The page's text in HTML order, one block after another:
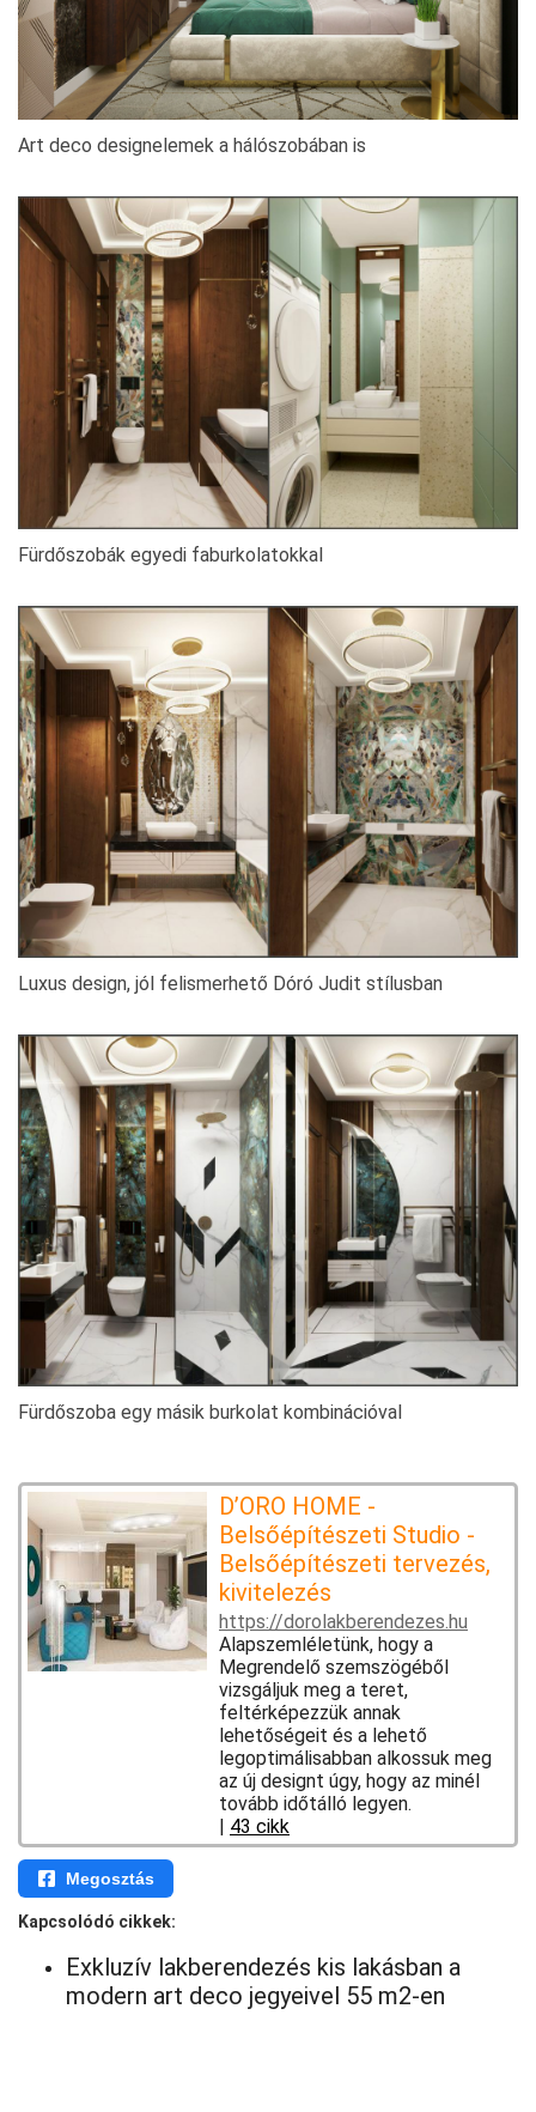
Art deco designelemek a hálószobában is
Fürdőszobák egyedi faburkolatokkal
Luxus design, jól felismerhető Dóró Judit stílusban
Fürdőszoba egy másik burkolat kombinációval
D’ORO HOME -
Belsőépítészeti Studio -
Belsőépítészeti tervezés,
kivitelezés
https://dorolakberendezes.hu
Alapszemléletünk, hogy a
Megrendelő szemszögéből
vizsgáljuk meg a teret,
feltérképezzük annak
lehetőségeit és a lehető
legoptimálisabban alkossuk meg
az új designt úgy, hogy az minél
tovább időtálló legyen.
| 43 cikk
Megosztás
Kapcsolódó cikkek:
Exkluzív lakberendezés kis lakásban a
modern art deco jegyeivel 55 m2-en